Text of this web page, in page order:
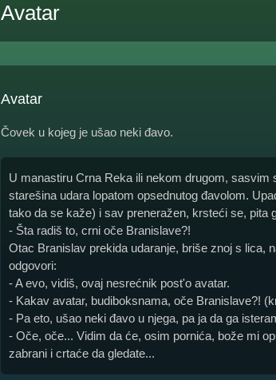
Avatar
Avatar
Čovek u kojeg je ušao neki đavo.
U manastiru Crna Reka ili nekom drugom, sasvim
starešina udara lopatom opsednutog đavolom.
tako da se kaže) i sav preneražen, krsteći se, pita
- Šta radiš to, crni oče Branislave?!
Otac Branislav prekida udaranje, briše znoj s lica,
odgovori:
- A evo, vidiš, ovaj nesrećnik post'o avatar.
- Kakav avatar, budiboksnama, oče Branislave?!
- Pa eto, ušao neki đavo u njega, pa ja da ga
- Oče, oče... Vidim da će, osim pornića, bože mi
zabrani i crtaće da gledate...